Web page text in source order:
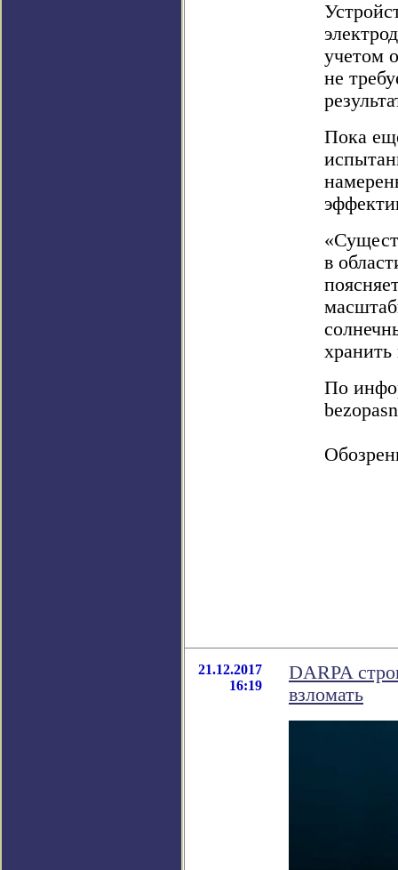
учетом
не
Пока
в
хранить
По
21.12.2017
16:19
DARPA
взломать